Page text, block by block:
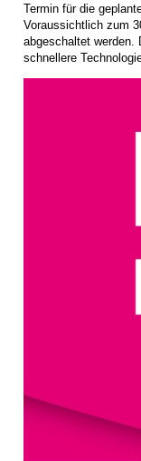
Termin für die
Voraussichtlich zum
abgeschaltet werden.
schnellere